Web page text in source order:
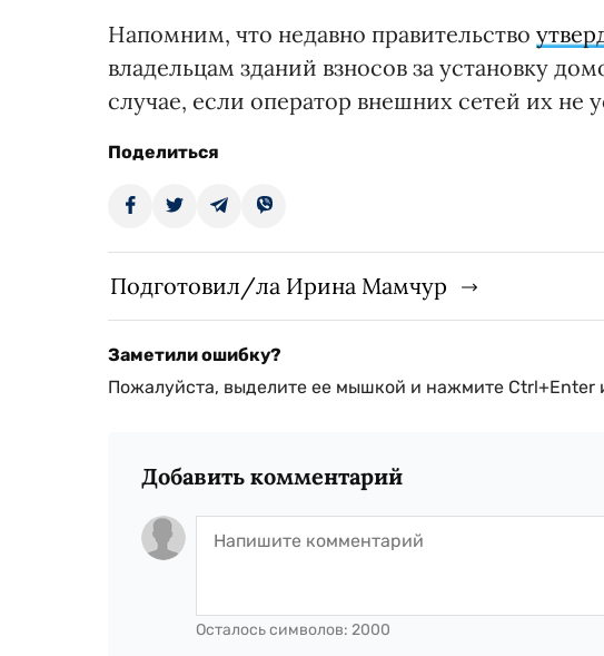
Напомним, что недавно правительство
владельцам зданий взносов за установку
случае, если оператор внешних сетей их не
Поделиться
Подготовил/ла Ирина Мамчур
Заметили ошибку?
Пожалуйста, выделите ее мышкой и нажмите Ctrl+Enter
Добавить комментарий
Осталось символов: 2000